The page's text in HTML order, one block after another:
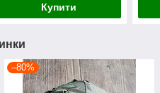
Купити
–80%